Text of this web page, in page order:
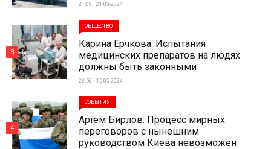
21:09 | 21-03-2024
ОБЩЕСТВО
Карина Ерчкова: Испытания
медицинских препаратов на людях
должны быть законными
23:56 | 15-05-2024
3
СОБЫТИЯ
Артем Бирлов: Процесс мирных
переговоров с нынешним
руководством Киева невозможен
4